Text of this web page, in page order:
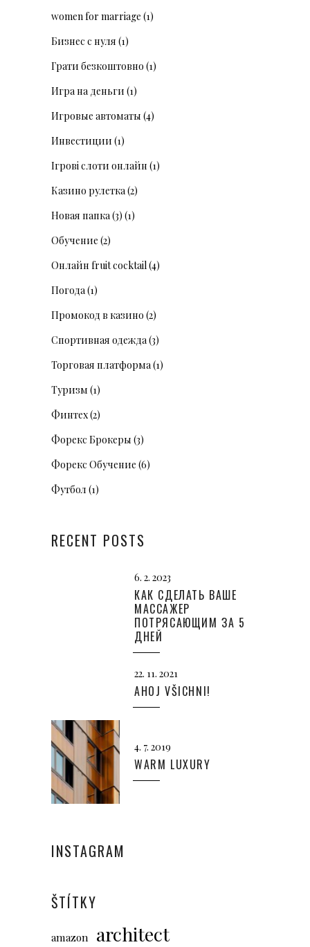
women for marriage (1)
Бизнес с нуля (1)
Грати безкоштовно (1)
Игра на деньги (1)
Игровые автоматы (4)
Инвестиции (1)
Ігрові слоти онлайн (1)
Казино рулетка(2)
Новая папка (3) (1)
Обучение (2)
Онлайн fruit cocktail(4)
Погода(1)
Промокод в казино (2)
Спортивная одежда(3)
Торговая платформа(1)
Туризм (1)
Финтех(2)
Форекс Брокеры (3)
Форекс Обучение (6)
Футбол (1)
RECENT POSTS
6. 2. 2023
КАК СДЕЛАТЬ ВАШЕ
МАССАЖЕР
ПОТРЯСАЮЩИМ ЗА 5
ДНЕЙ
22. 11. 2021
AHOJ VŠICHNI!
4. 7. 2019
WARM LUXURY
INSTAGRAM
ŠTÍTKY
amazon architect